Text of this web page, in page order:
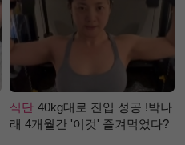
식단 40kg대로 진입 성공 !박나
래 4개월간 '이것' 즐겨먹었다?